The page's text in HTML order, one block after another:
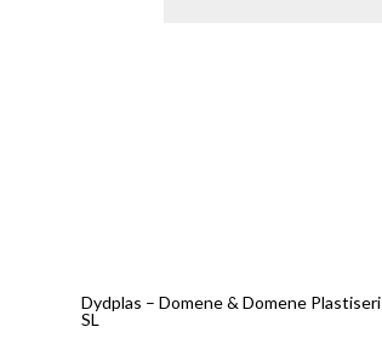
Dydplas – Domene & Domene Plastiseri
SL